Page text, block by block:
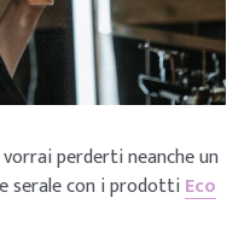
perderti neanche un
serale con i prodottiEco